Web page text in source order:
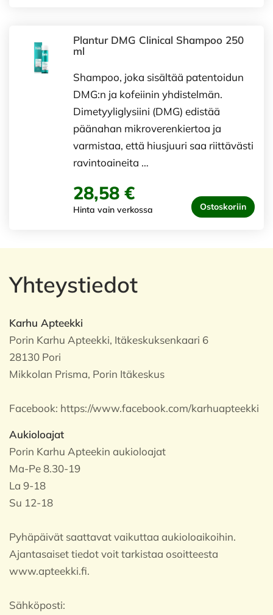
Plantur DMG Clinical Shampoo 250
ml
Shampoo, joka sisältää patentoidun
DMG:n ja kofeiinin yhdistelmän.
Dimetyyliglysiini (DMG) edistää
päänahan mikroverenkiertoa ja
varmistaa, että hiusjuuri saa riittävästi
ravintoaineita …
28,58 €
Hinta vain verkossa Ostoskoriin
Yhteystiedot
Karhu Apteekki
Porin Karhu Apteekki, Itäkeskuksenkaari 6
28130 Pori
Mikkolan Prisma, Porin Itäkeskus
Facebook: https://www.facebook.com/karhuapteekki
Aukioloajat
Porin Karhu Apteekin aukioloajat
Ma-Pe 8.30-19
La 9-18
Su 12-18
Pyhäpäivät saattavat vaikuttaa aukioloaikoihin.
Ajantasaiset tiedot voit tarkistaa osoitteesta
www.apteekki.fi.
Sähköposti: